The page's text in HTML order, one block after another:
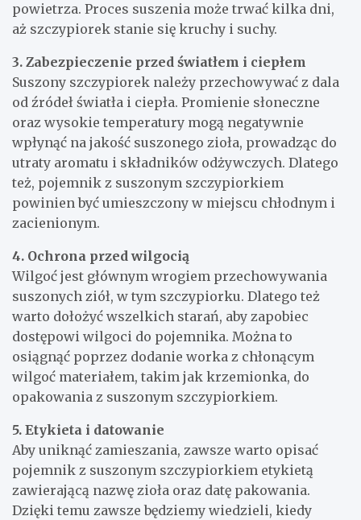
powietrza. Proces suszenia może trwać kilka dni,
aż szczypiorek stanie się kruchy i suchy.
3. Zabezpieczenie przed światłem i ciepłem
Suszony szczypiorek należy przechowywać z dala
od źródeł światła i ciepła. Promienie słoneczne
oraz wysokie temperatury mogą negatywnie
wpłynąć na jakość suszonego zioła, prowadząc do
utraty aromatu i składników odżywczych. Dlatego
też, pojemnik z suszonym szczypiorkiem
powinien być umieszczony w miejscu chłodnym i
zacienionym.
4. Ochrona przed wilgocią
Wilgoć jest głównym wrogiem przechowywania
suszonych ziół, w tym szczypiorku. Dlatego też
warto dołożyć wszelkich starań, aby zapobiec
dostępowi wilgoci do pojemnika. Można to
osiągnąć poprzez dodanie worka z chłonącym
wilgoć materiałem, takim jak krzemionka, do
opakowania z suszonym szczypiorkiem.
5. Etykieta i datowanie
Aby uniknąć zamieszania, zawsze warto opisać
pojemnik z suszonym szczypiorkiem etykietą
zawierającą nazwę zioła oraz datę pakowania.
Dzięki temu zawsze będziemy wiedzieli, kiedy